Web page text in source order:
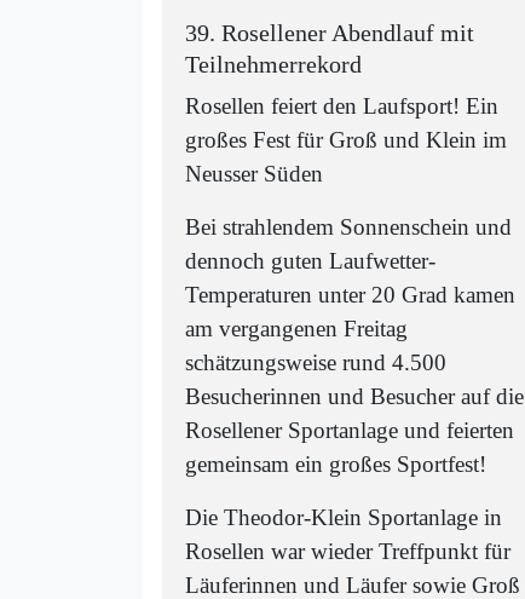
39. Rosellener Abendlauf mit
Teilnehmerrekord
Rosellen feiert den Laufsport! Ein
großes Fest für Groß und Klein im
Neusser Süden
Bei strahlendem Sonnenschein und
dennoch guten Laufwetter-
Temperaturen unter 20 Grad kamen
am vergangenen Freitag
schätzungsweise rund 4.500
Besucherinnen und Besucher auf die
Rosellener Sportanlage und feierten
gemeinsam ein großes Sportfest!
Die Theodor-Klein Sportanlage in
Rosellen war wieder Treffpunkt für
Läuferinnen und Läufer sowie Groß